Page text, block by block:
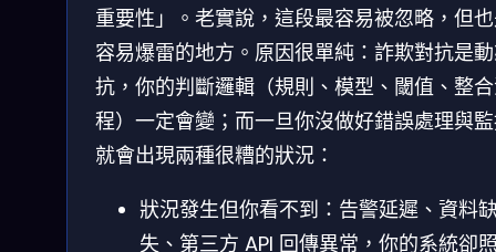
重要性」。老實說，這段最容易被忽略，但
容易爆雷的地方。原因很單純：詐欺對抗是
抗，你的判斷邏輯（規則、模型、閾值、整
程）一定會變；而一旦你沒做好錯誤處理與
就會出現兩種很糟的狀況：
狀況發生但你看不到：告警延遲、資料
失、第三方 API 回傳異常，你的系統卻